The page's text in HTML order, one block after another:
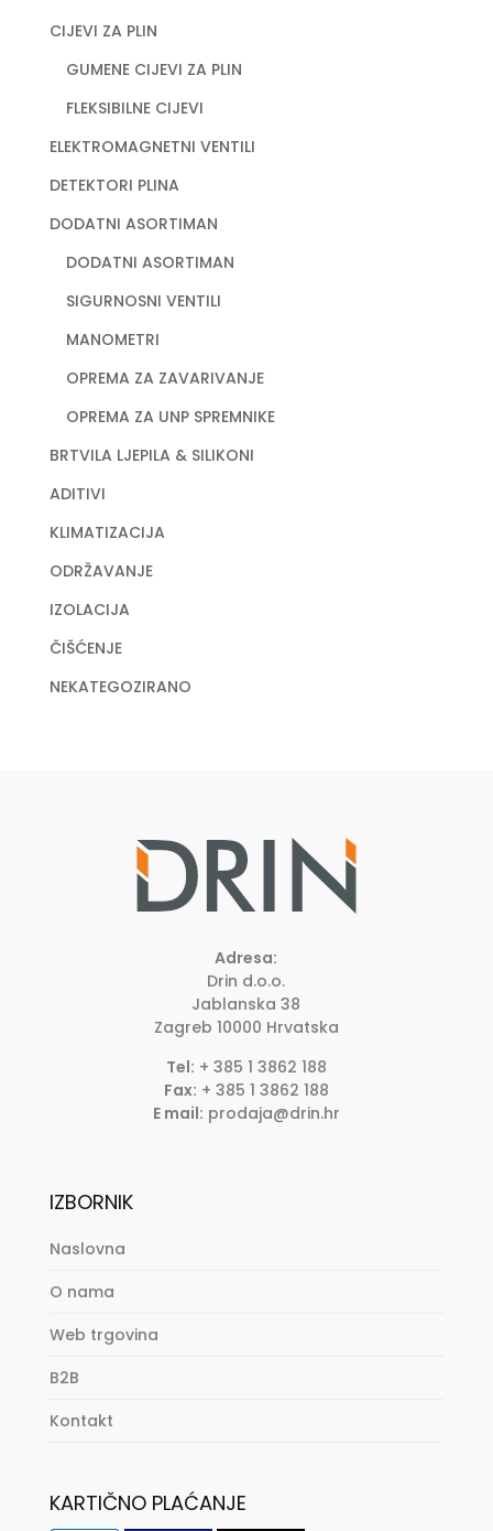
CIJEVI ZA PLIN
GUMENE CIJEVI ZA PLIN
FLEKSIBILNE CIJEVI
ELEKTROMAGNETNI VENTILI
DETEKTORI PLINA
DODATNI ASORTIMAN
DODATNI ASORTIMAN
SIGURNOSNI VENTILI
MANOMETRI
OPREMA ZA ZAVARIVANJE
OPREMA ZA UNP SPREMNIKE
BRTVILA LJEPILA & SILIKONI
ADITIVI
KLIMATIZACIJA
ODRŽAVANJE
IZOLACIJA
ČIŠĆENJE
NEKATEGOZIRANO
Adresa:
Drin d.o.o.
Jablanska 38
Zagreb 10000 Hrvatska
Tel: + 385 1 3862 188
Fax: + 385 1 3862 188
E mail: prodaja@drin.hr
IZBORNIK
Naslovna
O nama
Web trgovina
B2B
Kontakt
KARTIČNO PLAĆANJE